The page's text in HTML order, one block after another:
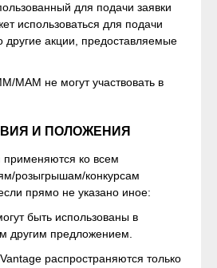
для подачи заявки
использоваться для подачи
другие акции, предоставляемые
MAM не могут участвовать в
И ПОЛОЖЕНИЯ
ко всем
розыгрышам/конкурсам
прямо не указано иное:
быть использованы в
другим предложением.
распространяются только